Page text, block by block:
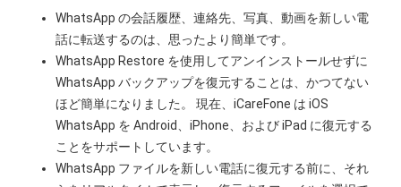
WhatsApp の会話履歴、連絡先、写真、動画を新しい電
話に転送するのは、思ったより簡単です。
WhatsApp Restore を使用してアンインストールせずに
WhatsApp バックアップを復元することは、かつてない
ほど簡単になりました。 現在、iCareFone は iOS
WhatsApp を Android、iPhone、および iPad に復元する
ことをサポートしています。
WhatsApp ファイルを新しい電話に復元する前に、それ